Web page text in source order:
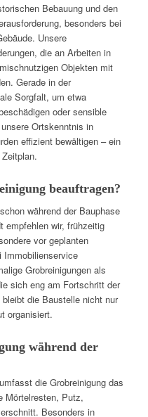
Bebauung und den
besonders bei
Unsere
die an Arbeiten in
Objekten mit
Gerade in der
Sorgfalt, um etwa
oder sensible
Ortskenntnis in
effizient bewältigen – ein
beauftragen?
während der Bauphase
empfehlen wir, frühzeitig
vor geplanten
Immobilienservice
Grobreinigungen als
sich eng am Fortschritt der
die Baustelle nicht nur
organisiert.
während der
die Grobreinigung das
Mörtelresten, Putz,
Besonders in